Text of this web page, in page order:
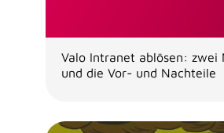
Valo Intranet ablösen: zwei
und die Vor- und Nachteile